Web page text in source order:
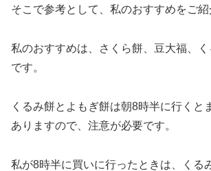
そこで参考として、私のおすすめをご紹
私のおすすめは、さくら餅、豆大福、
です。
くるみ餅とよもぎ餅は朝8時半に行くと
ありますので、注意が必要です。
私が8時半に買いに行ったときは、くる